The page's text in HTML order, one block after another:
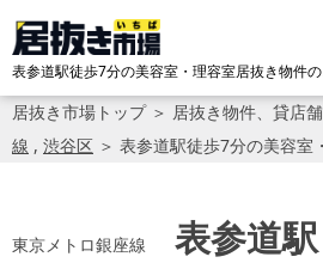
表参道駅徒歩7分の美容室・理容室居抜き物件の
居抜き市場トップ＞ 居抜き物件、貸店
線 , 渋谷区 ＞ 表参道駅徒歩7分の美容室
東京メトロ銀座線 表参道駅